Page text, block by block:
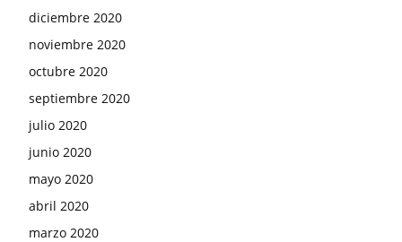
diciembre 2020
noviembre 2020
octubre 2020
septiembre 2020
julio 2020
junio 2020
mayo 2020
abril 2020
marzo 2020